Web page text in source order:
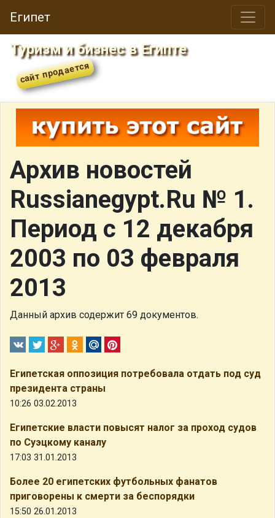
Египет
Туризм и бизнес в Египте
Архив новостей
Russianegypt.Ru № 1.
Период с 12 декабря
2003 по 03 февраля
2013
Данный архив содержит 69 документов.
Египетская оппозиция потребовала отдать под суд
президента страны
10:26 03.02.2013
Египетские власти повысят налог за проход судов
по Суэцкому каналу
17:03 31.01.2013
Более 20 египетских футбольных фанатов
приговорены к смерти за беспорядки
15:50 26.01.2013